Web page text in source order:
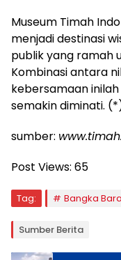
Museum Timah
menjadi destinasi
publik yang ramah
Kombinasi antara
kebersamaan
semakin diminati.
sumber:
Post Views: 65
Tag: Bangka
Sumber Berita